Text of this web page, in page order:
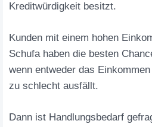
Kreditwürdigkeit besitzt.
Kunden mit einem hohen
Schufa haben die besten
wenn entweder das
zu schlecht ausfällt.
Dann ist Handlungsbedarf